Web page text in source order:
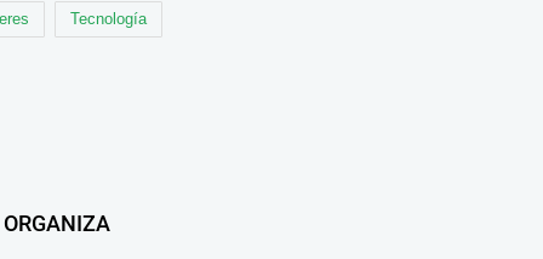
Tecnología
ORGANIZA